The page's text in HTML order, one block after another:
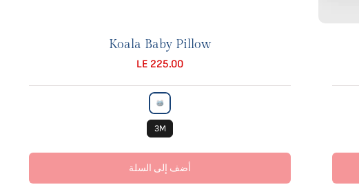
Koala Baby Pillow
LE 225.00
3M
أضف إلى السلة